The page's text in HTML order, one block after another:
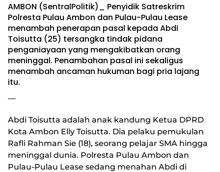
AMBON (SentralPolitik)_ Penyidik Satreskrim
Polresta Pulau Ambon dan Pulau-Pulau Lease
menambah penerapan pasal kepada Abdi
Toisutta (25) tersangka tindak pidana
penganiayaan yang mengakibatkan orang
meninggal. Penambahan pasal ini sekaligus
menambah ancaman hukuman bagi pria lajang
itu.
—
Abdi Toisutta adalah anak kandung Ketua DPRD
Kota Ambon Elly Toisutta. Dia pelaku pemukulan
Rafli Rahman Sie (18), seorang pelajar SMA hingga
meninggal dunia. Polresta Pulau Ambon dan
Pulau-Pulau Lease sedang menahan Abdi di